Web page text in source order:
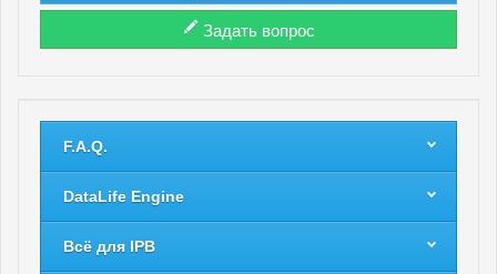
Задать вопрос
F.A.Q.
DataLife Engine
Всё для IPB